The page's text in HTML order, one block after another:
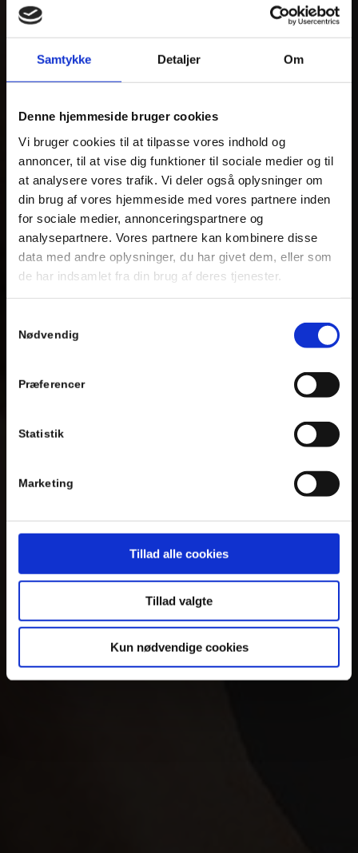
Samtykke Detaljer Om
Denne hjemmeside bruger cookies
Vi bruger cookies til at tilpasse vores indhold og
annoncer, til at vise dig funktioner til sociale medier og til
at analysere vores trafik. Vi deler også oplysninger om
din brug af vores hjemmeside med vores partnere inden
for sociale medier, annonceringspartnere og
analysepartnere. Vores partnere kan kombinere disse
data med andre oplysninger, du har givet dem, eller som
de har indsamlet fra din brug af deres tjenester.
Nødvendig
Præferencer
Statistik
Marketing
Tillad alle cookies
Tillad valgte
Kun nødvendige cookies